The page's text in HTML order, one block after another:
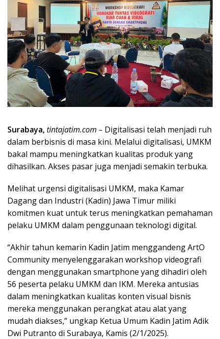
Surabaya,tintajatim.com – Digitalisasi telah menjadi ruh
dalam berbisnis di masa kini. Melalui digitalisasi, UMKM
bakal mampu meningkatkan kualitas produk yang
dihasilkan. Akses pasar juga menjadi semakin terbuka.
Melihat urgensi digitalisasi UMKM, maka Kamar
Dagang dan Industri (Kadin) Jawa Timur miliki
komitmen kuat untuk terus meningkatkan pemahaman
pelaku UMKM dalam penggunaan teknologi digital.
“Akhir tahun kemarin Kadin Jatim menggandeng ArtO
Community menyelenggarakan workshop videografi
dengan menggunakan smartphone yang dihadiri oleh
56 peserta pelaku UMKM dan IKM. Mereka antusias
dalam meningkatkan kualitas konten visual bisnis
mereka menggunakan perangkat atau alat yang
mudah diakses,” ungkap Ketua Umum Kadin Jatim Adik
Dwi Putranto di Surabaya, Kamis (2/1/2025).